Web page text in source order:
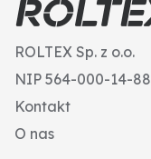
ROLTEX Sp. z o.o.
NIP 564-000-14-88
Kontakt
O nas